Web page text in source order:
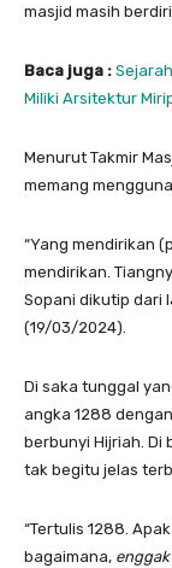
masjid masih
Baca juga :
Miliki Arsitektur
Menurut Takmir
memang
“Yang mendirikan
mendirikan.
Sopani dikutip dari
(19/03/2024).
Di saka tunggal
angka 1288
berbunyi Hijriah. Di
tak begitu jelas
“Tertulis 1288.
bagaimana, enggak